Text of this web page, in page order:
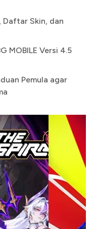
Daftar Skin, dan
MOBILE Versi 4.5
Pemula agar